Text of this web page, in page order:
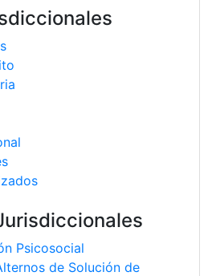
Psicosocial
de Solución de